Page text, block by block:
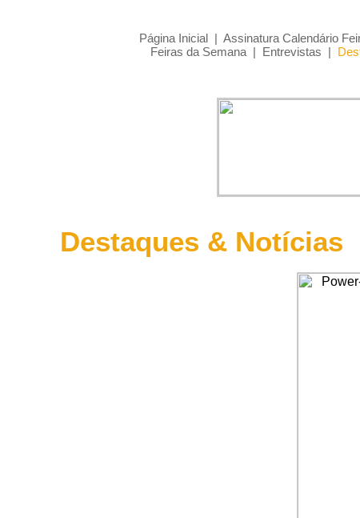
Página Inicial | Assinatura Calendário
Feiras da Semana | Entrevistas |
Destaques & Notícias